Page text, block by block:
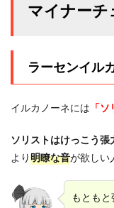
マイナーチ
ラーセンイル
イルカノーネには 「ソ
ソリストはけっこう張
より明瞭な音が欲しい
もとも